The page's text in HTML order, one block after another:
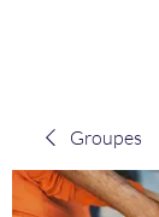
Groupes